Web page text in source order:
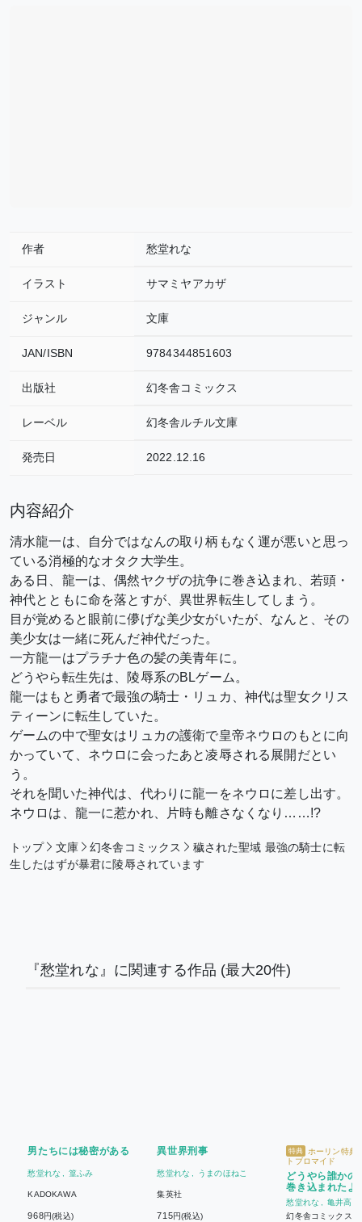
作者 愁堂れな
イラスト サマミヤアカザ
ジャンル 文庫
JAN/ISBN 9784344851603
出版社 幻冬舎コミックス
レーベル 幻冬舎ルチル文庫
発売日 2022.12.16
内容紹介
清水龍一は、自分ではなんの取り柄もなく運が悪いと思っ
ている消極的なオタク大学生。
ある日、龍一は、偶然ヤクザの抗争に巻き込まれ、若頭・
神代とともに命を落とすが、異世界転生してしまう。
目が覚めると眼前に儚げな美少女がいたが、なんと、その
美少女は一緒に死んだ神代だった。
一方龍一はプラチナ色の髪の美青年に。
どうやら転生先は、陵辱系のBLゲーム。
龍一はもと勇者で最強の騎士・リュカ、神代は聖女クリス
ティーンに転生していた。
ゲームの中で聖女はリュカの護衛で皇帝ネウロのもとに向
かっていて、ネウロに会ったあと凌辱される展開だとい
う。
それを聞いた神代は、代わりに龍一をネウロに差し出す。
ネウロは、龍一に惹かれ、片時も離さなくなり……!?
トップ 文庫 幻冬舎コミックス
穢された聖域 最強の騎士に転
生したはずが暴君に陵辱されています
『愁堂れな』に関連する作品 (最大20件)
男たちには秘密がある
愁堂れな 篁ふみ
KADOKAWA
968円(税込)
異世界刑事
愁堂れな うまのほねこ
集英社
715円(税込)
特典
ホーリン特典
トブロマイド
どうやら誰かの
巻き込まれたよ
(1)
愁堂れな
亀井高秀
幻冬舎コミックス